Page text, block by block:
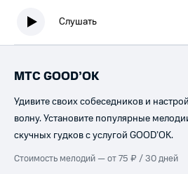
Слушать
МТС GOOD’OK
Удивите своих собеседников и
волну. Установите популярные
скучных гудков с услугой GOOD’OK.
Стоимость мелодий — от 75 ₽ / 30 дней